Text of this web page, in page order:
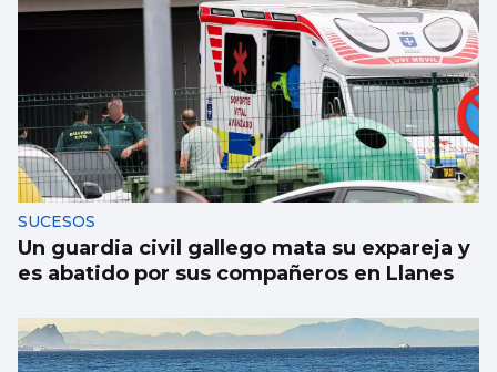
SUCESOS
Un guardia civil gallego mata su expareja y
es abatido por sus compañeros en Llanes